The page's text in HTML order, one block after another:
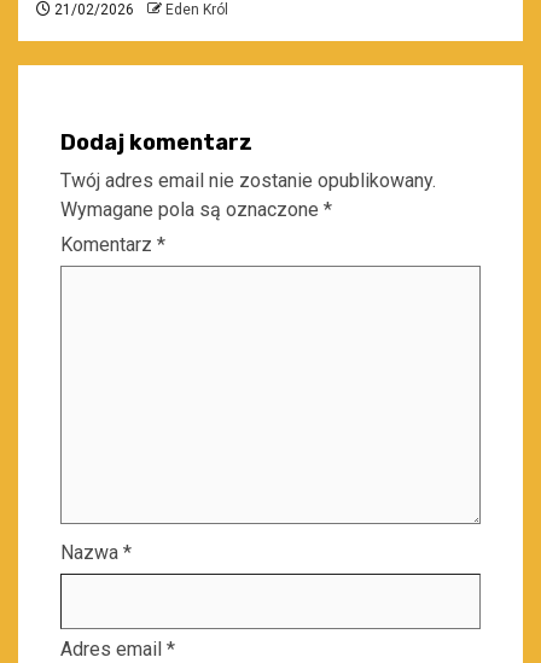
21/02/2026 Eden Król
Dodaj komentarz
Twój adres email nie zostanie opublikowany.
Wymagane pola są oznaczone *
Komentarz *
Nazwa *
Adres email *